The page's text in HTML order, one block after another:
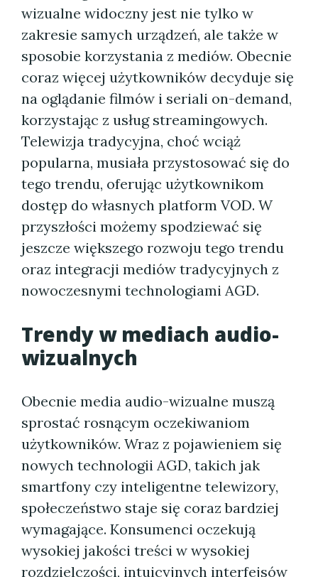
wizualne widoczny jest nie tylko w
zakresie samych urządzeń, ale także w
sposobie korzystania z mediów. Obecnie
coraz więcej użytkowników decyduje się
na oglądanie filmów i seriali on-demand,
korzystając z usług streamingowych.
Telewizja tradycyjna, choć wciąż
popularna, musiała przystosować się do
tego trendu, oferując użytkownikom
dostęp do własnych platform VOD. W
przyszłości możemy spodziewać się
jeszcze większego rozwoju tego trendu
oraz integracji mediów tradycyjnych z
nowoczesnymi technologiami AGD.
Trendy w mediach audio-
wizualnych
Obecnie media audio-wizualne muszą
sprostać rosnącym oczekiwaniom
użytkowników. Wraz z pojawieniem się
nowych technologii AGD, takich jak
smartfony czy inteligentne telewizory,
społeczeństwo staje się coraz bardziej
wymagające. Konsumenci oczekują
wysokiej jakości treści w wysokiej
rozdzielczości, intuicyjnych interfejsów